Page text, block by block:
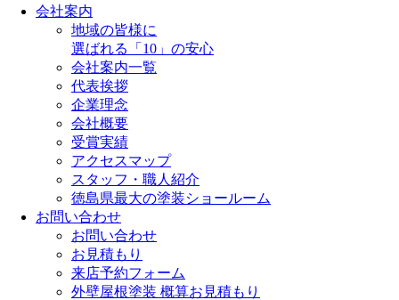
会社案内
地域の皆様に
選ばれる「10」の安心
会社案内一覧
代表挨拶
企業理念
会社概要
受賞実績
アクセスマップ
スタッフ・職人紹介
徳島県最大の塗装ショールーム
お問い合わせ
お問い合わせ
お見積もり
来店予約フォーム
外壁屋根塗装 概算お見積もり